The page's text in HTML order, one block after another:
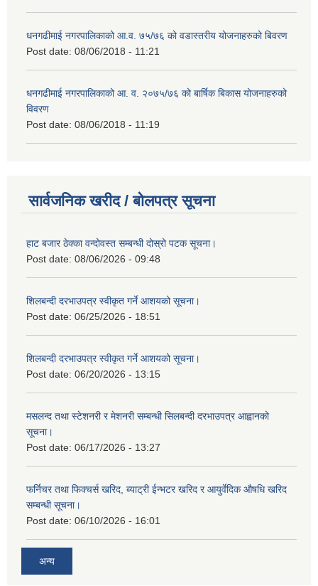
धनगढीमाई नगरपालिकाको आ.व. ७५/७६ को वडास्तरीय योजनाहरुको बिवरण
Post date: 08/06/2018 - 11:21
धनगढीमाई नगरपालिकाको आ. व. २०७५/७६ को बार्षिक बिकास योजनाहरुको
विवरण
Post date: 08/06/2018 - 11:19
सार्वजनिक खरीद / बोलपत्र सूचना
हाट बजार ठेक्का वन्दोवस्त सम्बन्धी दोस्रो पटक सूचना।
Post date: 08/06/2026 - 09:48
शिलबन्दी दरभाउपत्र स्वीकृत गर्ने आशयको सूचना।
Post date: 06/25/2026 - 18:51
शिलबन्दी दरभाउपत्र स्वीकृत गर्ने आशयको सूचना।
Post date: 06/20/2026 - 13:15
मसलन्द तथा स्टेशनरी र मेशनरी सम्बन्धी सिलबन्दी दरभाउपत्र आह्वानको
सूचना।
Post date: 06/17/2026 - 13:27
फर्निचर तथा फिक्चर्स खरिद, ब्याट‍्री ईन्भटर खरिद र आयुर्वेदिक औषधि खरिद
सम्बन्धी सूचना।
Post date: 06/10/2026 - 16:01
अन्य